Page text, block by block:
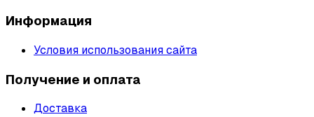
Информация
Условия использования сайта
Получение и оплата
Доставка